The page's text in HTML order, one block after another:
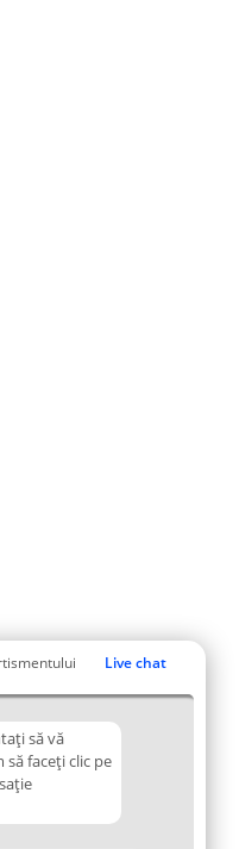
Live chat
să vă
să faceți clic pe